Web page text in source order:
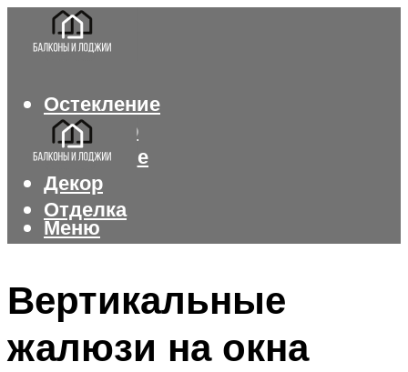
Остекление
Интерьер
Утепление
Декор
Отделка
Меню
Вертикальные
жалюзи на окна